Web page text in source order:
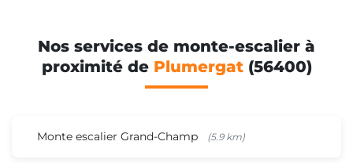
Nos services de monte-escalier à
proximité de Plumergat(56400)
Monte escalier Grand-Champ (5.9 km)